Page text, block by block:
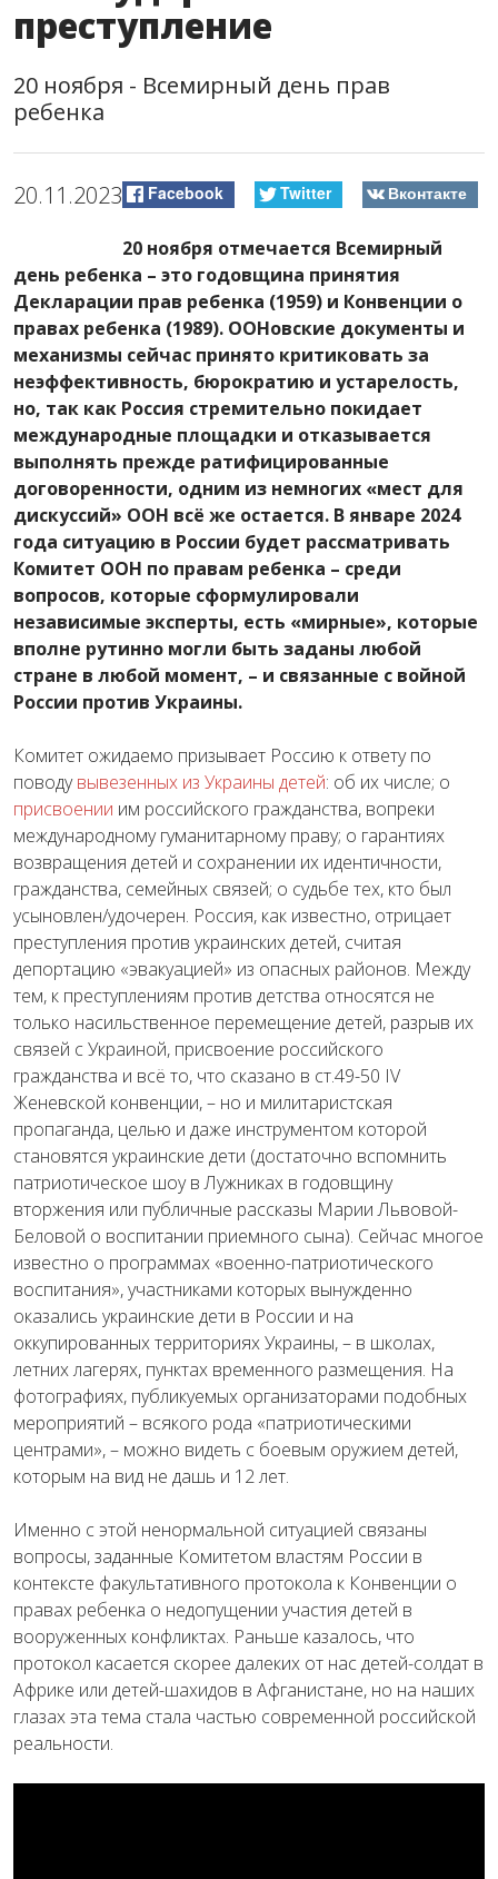
преступление
20 ноября - Всемирный день прав
ребенка
20.11.2023 Facebook Twitter Вконтакте
20 ноября отмечается Всемирный
день ребенка – это годовщина принятия
Декларации прав ребенка (1959) и Конвенции о
правах ребенка (1989). ООНовские документы и
механизмы сейчас принято критиковать за
неэффективность, бюрократию и устарелость,
но, так как Россия стремительно покидает
международные площадки и отказывается
выполнять прежде ратифицированные
договоренности, одним из немногих «мест для
дискуссий» ООН всё же остается. В январе 2024
года ситуацию в России будет рассматривать
Комитет ООН по правам ребенка – среди
вопросов, которые сформулировали
независимые эксперты, есть «мирные», которые
вполне рутинно могли быть заданы любой
стране в любой момент, – и связанные с войной
России против Украины.
Комитет ожидаемо призывает Россию к ответу по
поводувывезенных из Украины детей: об их числе; о
присвоении им российского гражданства, вопреки
международному гуманитарному праву; о гарантиях
возвращения детей и сохранении их идентичности,
гражданства, семейных связей; о судьбе тех, кто был
усыновлен/удочерен. Россия, как известно, отрицает
преступления против украинских детей, считая
депортацию «эвакуацией» из опасных районов. Между
тем, к преступлениям против детства относятся не
только насильственное перемещение детей, разрыв их
связей с Украиной, присвоение российского
гражданства и всё то, что сказано в ст.49-50 IV
Женевской конвенции, – но и милитаристская
пропаганда, целью и даже инструментом которой
становятся украинские дети (достаточно вспомнить
патриотическое шоу в Лужниках в годовщину
вторжения или публичные рассказы Марии Львовой-
Беловой о воспитании приемного сына). Сейчас многое
известно о программах «военно-патриотического
воспитания», участниками которых вынужденно
оказались украинские дети в России и на
оккупированных территориях Украины, – в школах,
летних лагерях, пунктах временного размещения. На
фотографиях, публикуемых организаторами подобных
мероприятий – всякого рода «патриотическими
центрами», – можно видеть с боевым оружием детей,
которым на вид не дашь и 12 лет.
Именно с этой ненормальной ситуацией связаны
вопросы, заданные Комитетом властям России в
контексте факультативного протокола к Конвенции о
правах ребенка о недопущении участия детей в
вооруженных конфликтах. Раньше казалось, что
протокол касается скорее далеких от нас детей-солдат в
Африке или детей-шахидов в Афганистане, но на наших
глазах эта тема стала частью современной российской
реальности.